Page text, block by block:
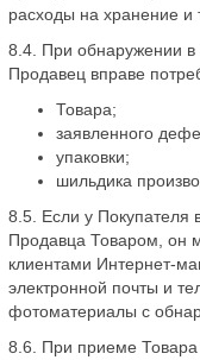
расходы на хранение и
8.4. При обнаружении в
Продавец вправе
Товара;
заявленного
упаковки;
шильдика
8.5. Если у Покупателя
Продавца Товаром, он
клиентами Интернет-
электронной почты и
фотоматериалы с
8.6. При приеме Товара